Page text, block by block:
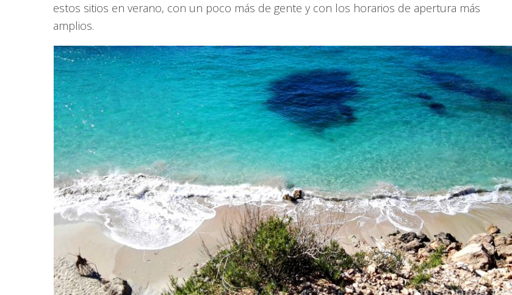
estos sitios en verano, con un poco más de gente y con los horarios de apertura más
amplios.